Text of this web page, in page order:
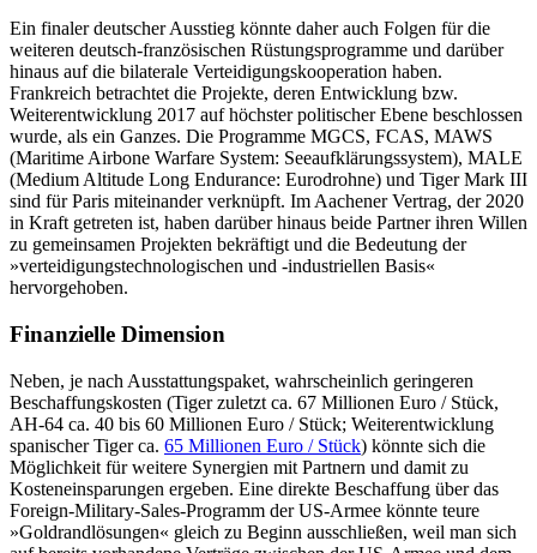
Ein finaler deutscher Ausstieg könnte daher auch Folgen für die
weiteren deutsch-französischen Rüstungsprogramme und darüber
hinaus auf die bilaterale Verteidigungskooperation haben.
Frankreich be­trach­tet die Projekte, deren Entwicklung bzw.
Weiterentwicklung 2017 auf höchster politischer Ebene beschlossen
wurde, als ein Ganzes. Die Programme MGCS, FCAS, MAWS
(Maritime Airbone Warfare System: Seeaufklärungssystem), MALE
(Medium Alti­tude Long Endurance: Eurodrohne) und Tiger Mark III
sind für Paris miteinander ver­knüpft. Im Aachener Vertrag, der 2020
in Kraft getreten ist, haben darüber hinaus beide Partner ihren Willen
zu gemeinsamen Projekten bekräf­tigt und die Bedeutung der
»verteidigungstechnologischen und ‑indus­triel­len Basis«
hervorgehoben.
Finanzielle Dimension
Neben, je nach Ausstattungspaket, wahr­scheinlich geringeren
Beschaffungskosten (Tiger zuletzt ca. 67 Millionen Euro / Stück,
AH-64 ca. 40 bis 60 Millionen Euro / Stück; Weiterentwicklung
spanischer Tiger ca. 65 Millionen Euro / Stück) könnte sich die
Mög­lichkeit für weitere Synergien mit Partnern und damit zu
Kosteneinsparungen ergeben. Eine direkte Beschaffung über das
Foreign-Military-Sales-Programm der US-Armee könnte teure
»Goldrandlösungen« gleich zu Beginn ausschließen, weil man sich